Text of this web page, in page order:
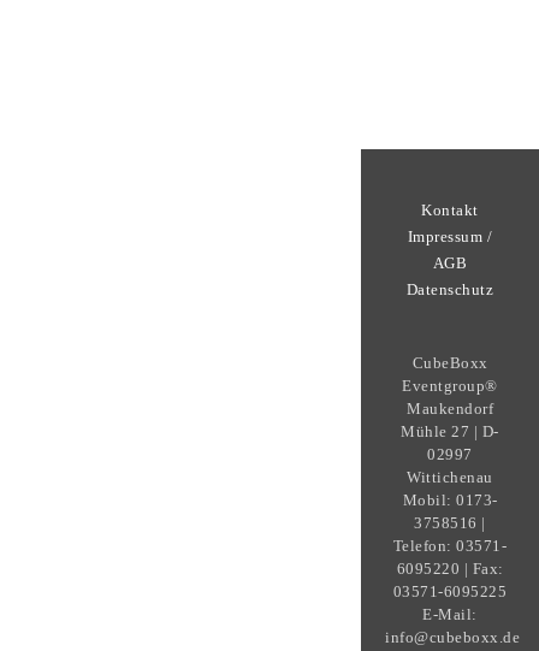
Kontakt
Impressum /
AGB
Datenschutz
CubeBoxx
Eventgroup®
Maukendorf
Mühle 27 | D-
02997
Wittichenau
Mobil: 0173-
3758516 |
Telefon: 03571-
6095220 | Fax:
03571-6095225
E-Mail:
info@cubeboxx.de